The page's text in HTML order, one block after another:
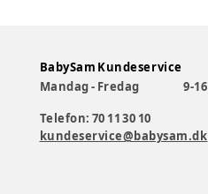
BabySam Kundeservice
Mandag - Fredag
9-16
Telefon: 70 11 30 10
kundeservice@babysam.dk